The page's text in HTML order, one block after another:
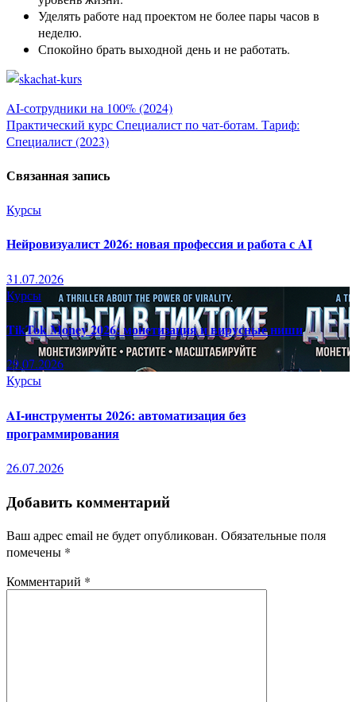
Уделять работе над проектом не более пары часов в
неделю.
Спокойно брать выходной день и не работать.
Навигация
по
записям
AI-сотрудники на 100% (2024)
Практический курс Специалист по чат-ботам. Тариф:
Специалист (2023)
Связанная запись
Курсы
Нейровизуалист 2026: новая профессия и работа с AI
31.07.2026
Курсы
TikTok Money 2026: монетизация и вирусные ниши
29.07.2026
Курсы
AI-инструменты 2026: автоматизация без
программирования
26.07.2026
Добавить комментарий
Ваш адрес email не будет опубликован. Обязательные поля
помечены *
Комментарий *